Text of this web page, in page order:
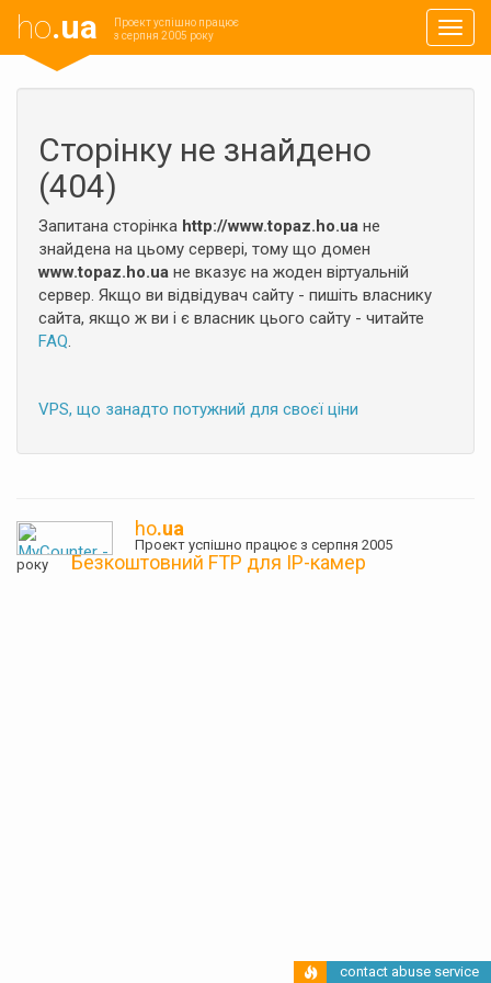
ho.ua
Проект успішно працює
з серпня 2005 року
Сторінку не знайдено
(404)
Запитана сторінка http://www.topaz.ho.ua не
знайдена на цьому сервері, тому що домен
www.topaz.ho.ua не вказує на жоден віртуальній
сервер. Якщо ви відвідувач сайту - пишіть власнику
сайта, якщо ж ви і є власник цього сайту - читайте
FAQ.
VPS, що занадто потужний для своєї ціни
ho.ua
Проект успішно працює з серпня 2005
року Безкоштовний FTP для IP-камер
contact abuse service